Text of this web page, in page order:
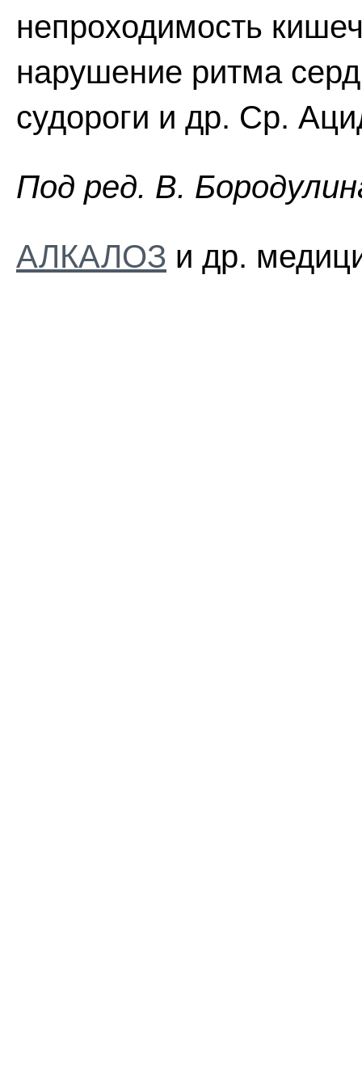
непроходимость
нарушение ритма
судороги и др. Ср.
Пoд peд. B.
АЛКАЛОЗ и др.